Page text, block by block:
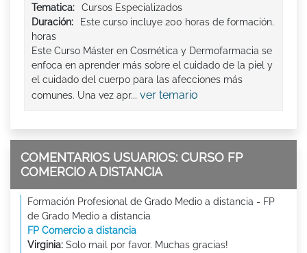
Tematica:
Cursos Especializados
Duración:
Este curso incluye 200 horas de formación.
horas
Este Curso Máster en Cosmética y Dermofarmacia se
enfoca en aprender más sobre el cuidado de la piel y
el cuidado del cuerpo para las afecciones más
comunes. Una vez apr... ver temario
COMENTARIOS USUARIOS: CURSO FP
COMERCIO A DISTANCIA
Formación Profesional de Grado Medio a distancia - FP
de Grado Medio a distancia
FP Comercio a distancia
Virginia: Solo mail por favor. Muchas gracias!